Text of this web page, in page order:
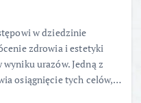
w dziedzinie
zdrowia i estetyki
urazów. Jedną z
osiągnięcie tych celów,…